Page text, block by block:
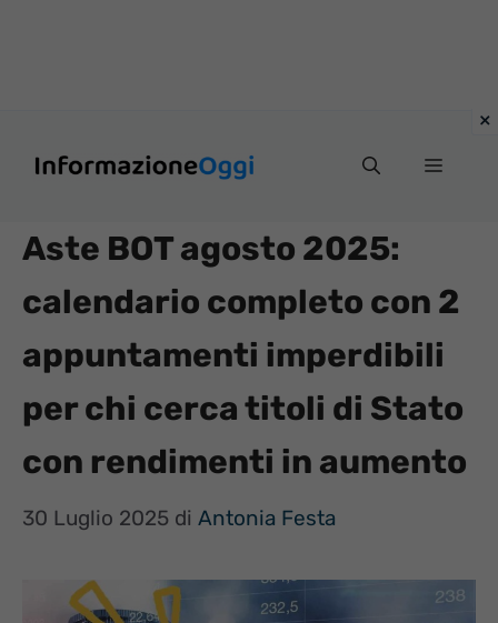
Menu
Aste BOT agosto 2025:
calendario completo con 2
appuntamenti imperdibili
per chi cerca titoli di Stato
con rendimenti in aumento
30 Luglio 2025 di Antonia Festa